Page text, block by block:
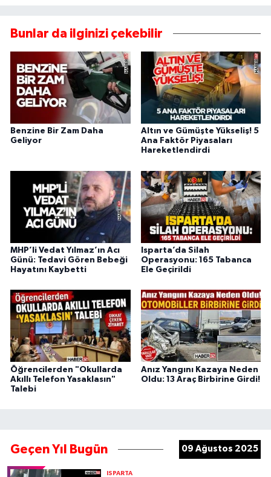
Bunlar da ilginizi çekebilir
Benzine Bir Zam Daha
Geliyor
Altın ve Gümüşte Yükseliş! 5
Ana Faktör Piyasaları
Hareketlendirdi
MHP’li Vedat Yılmaz’ın Acı
Günü: Tedavi Gören Bebeği
Hayatını Kaybetti
Isparta’da Silah
Operasyonu: 165 Tabanca
Ele Geçirildi
Öğrencilerden "Okullarda
Akıllı Telefon Yasaklasın"
Talebi
Anız Yangını Kazaya Neden
Oldu: 13 Araç Birbirine Girdi!
Geçen Yıl Bugün 09 Ağustos 2025
ISPARTA